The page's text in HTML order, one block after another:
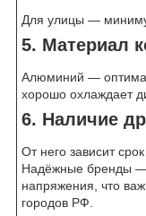
Для улицы —
5. Материал
Алюминий —
хорошо охлаждает
6. Наличие
От него зависит
Надёжные бренды —
напряжения, что
городов РФ.